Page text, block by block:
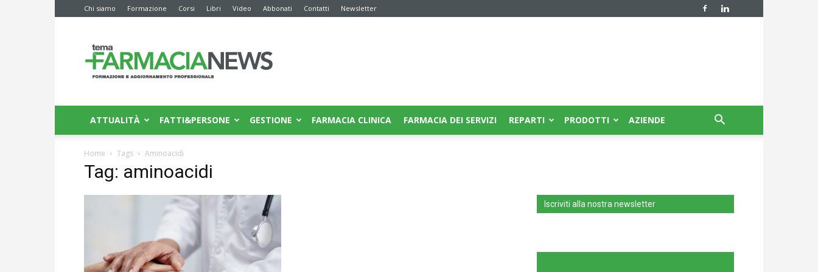
Chi siamo Formazione Corsi Libri Video Abbonati Contatti Newsletter
News
ATTUALITÀ FATTI&PERSONE GESTIONE FARMACIA CLINICA FARMACIA DEI SERVIZI REPARTI PRODOTTI AZIENDE
Home Tags Aminoacidi
Tag: aminoacidi
Iscriviti alla nostra newsletter